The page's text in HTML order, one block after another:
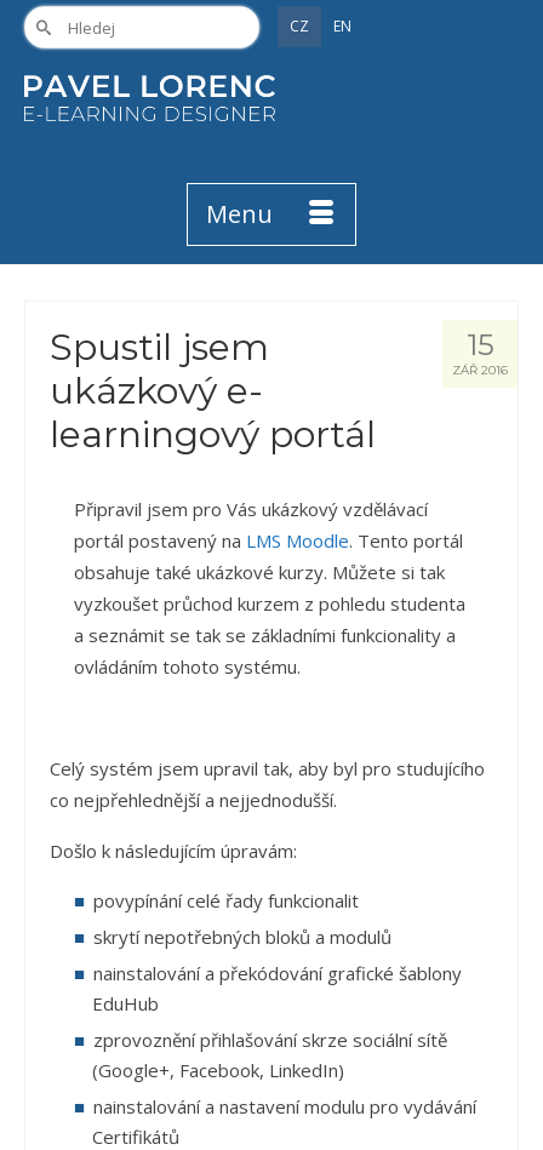
CZ EN
Menu
15
ZÁŘ 2016
Spustil jsem
ukázkový e-
learningový portál
Připravil jsem pro Vás ukázkový vzdělávací
portál postavený na LMS Moodle. Tento portál
obsahuje také ukázkové kurzy. Můžete si tak
vyzkoušet průchod kurzem z pohledu studenta
a seznámit se tak se základními funkcionality a
ovládáním tohoto systému.
Celý systém jsem upravil tak, aby byl pro studujícího
co nejpřehlednější a nejjednodušší.
Došlo k následujícím úpravám:
povypínání celé řady funkcionalit
skrytí nepotřebných bloků a modulů
nainstalování a překódování grafické šablony
EduHub
zprovoznění přihlašování skrze sociální sítě
(Google+, Facebook, LinkedIn)
nainstalování a nastavení modulu pro vydávání
Certifikátů